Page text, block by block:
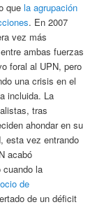
que la agrupación
. En 2007
vez más
ambas fuerzas
foral al UPN, pero
una crisis en el
incluida. La
tras
ahondar en su
esta vez entrando
acabó
cuando la
de
de un déficit